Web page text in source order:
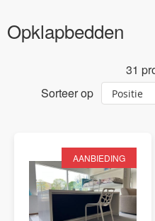
Opklapbedden
31
Sorteer op
AANBIEDING